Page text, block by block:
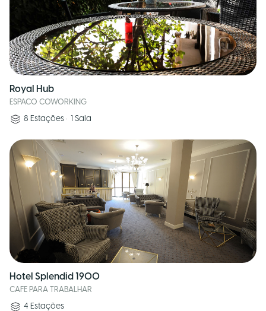
Royal Hub
ESPACO COWORKING
8 Estações • 1 Sala
Hotel Splendid 1900
CAFE PARA TRABALHAR
4 Estações